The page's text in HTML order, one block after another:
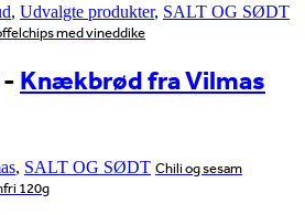
, Udvalgte produkter, SALT OG SØDT
med vineddike
- Knækbrød fra Vilmas
, SALT OG SØDT Chili og sesam
120g